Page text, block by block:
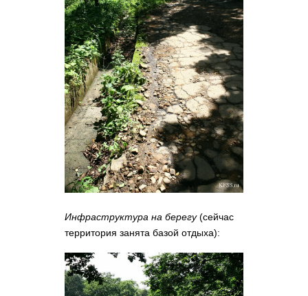
Инфраструктура на берегу(сейчас
территория занята базой отдыха):